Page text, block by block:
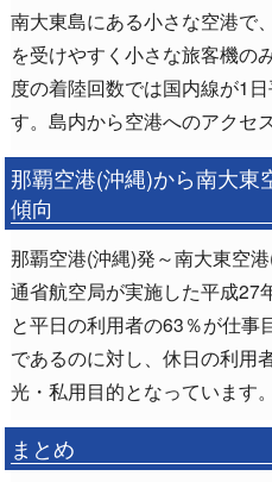
南大東島にある小さな空港で
を受けやすく小さな旅客機の
度の着陸回数では国内線が1
す。島内から空港へのアクセ
那覇空港(沖縄)から南大東
傾向
那覇空港(沖縄)発～南大東空
通省航空局が実施した平成27
と平日の利用者の63％が仕事
であるのに対し、休日の利用
光・私用目的となっています。
まとめ